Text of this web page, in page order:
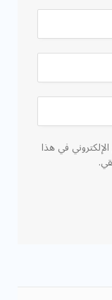
في هذا